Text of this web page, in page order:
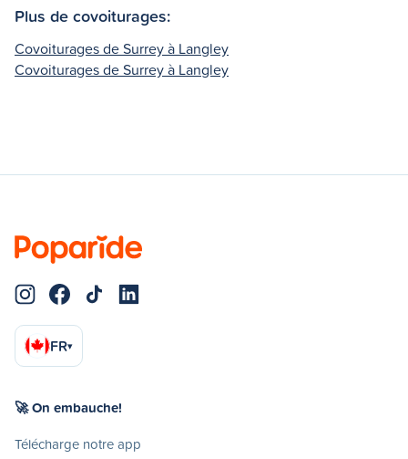
Plus de covoiturages:
Covoiturages de Surrey à Langley
Covoiturages de Surrey à Langley
FR▾
🚀 On embauche!
Télécharge notre app